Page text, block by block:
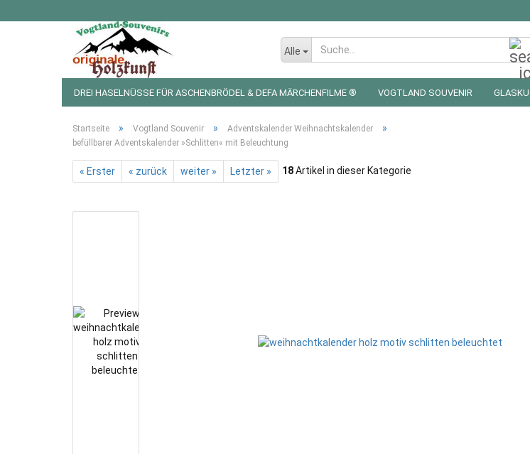
Alle
DREI HASELNÜSSE FÜR ASCHENBRÖDEL & DEFA MÄRCHENFILME ® VOGTLAND SOUVENIR
Startseite » Vogtland Souvenir » Adventskalender Weihnachtskalender »
befüllbarer Adventskalender »Schlitten« mit Beleuchtung
« Erster « zurück weiter » Letzter » 18Artikel in dieser Kategorie